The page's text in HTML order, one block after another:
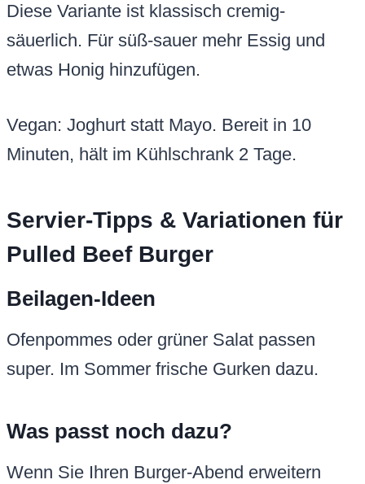
Diese Variante ist klassisch cremig-
säuerlich. Für süß-sauer mehr Essig und
etwas Honig hinzufügen.
Vegan: Joghurt statt Mayo. Bereit in 10
Minuten, hält im Kühlschrank 2 Tage.
Servier-Tipps & Variationen für
Pulled Beef Burger
Beilagen-Ideen
Ofenpommes oder grüner Salat passen
super. Im Sommer frische Gurken dazu.
Was passt noch dazu?
Wenn Sie Ihren Burger-Abend erweitern